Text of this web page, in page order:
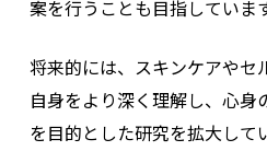
案を行うことも目指しています
将来的には、スキンケアやセ
自身をより深く理解し、心身
を目的とした研究を拡大して